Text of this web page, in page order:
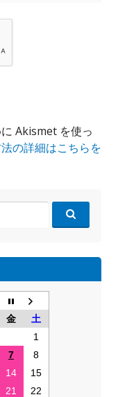
Akismet を使っ
の詳細はこちらを
金
土
1
7
8
14
15
21
22